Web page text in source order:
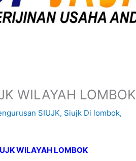
WILAYAH LOMBOK
SIUJK, Siujk Di lombok,
WILAYAH LOMBOK